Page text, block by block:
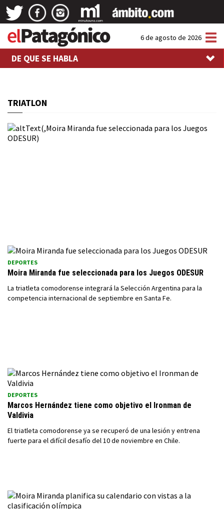
6 de agosto de 2026
DE QUE SE HABLA
TRIATLON
DEPORTES
Moira Miranda fue seleccionada para los Juegos ODESUR
La triatleta comodorense integrará la Selección Argentina para la
competencia internacional de septiembre en Santa Fe.
DEPORTES
Marcos Hernández tiene como objetivo el Ironman de
Valdivia
El triatleta comodorense ya se recuperó de una lesión y entrena
fuerte para el difícil desafío del 10 de noviembre en Chile.